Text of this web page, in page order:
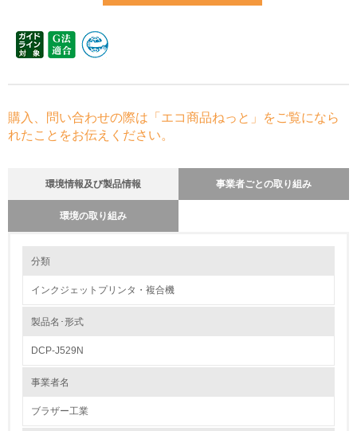
購入、問い合わせの際は「エコ商品ねっと」をご覧になら
れたことをお伝えください。
環境情報及び製品情報 事業者ごとの取り組み
環境の取り組み
1.環境取り組み体制
製品本体とカートリッジの回収・リサイクルのしくみ
は、カートリッジに回収されて循環再使用されます。
を別体化して、トナーカートリッジのみの交換を可能にすること
で、感光体ドラムユニットを本来持つ寿命まで使用できます。
で回収され、リサイクルされます。
ンクカートリッジ里帰りプロジェクト」で、回収・リサイクルを推
また、回収数に応じた植樹活動を実施しています。
分類
インクジェットプリンタ・複合機
製品名･形式
DCP-J529N
事業者名
ブラザー工業